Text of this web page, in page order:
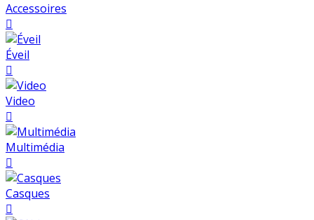
Accessoires

Éveil

Video

Multimédia

Casques
